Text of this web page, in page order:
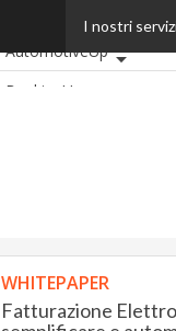
I nostri
Ultimi articoli
AutomotiveUp
BankingUp
WHITEPAPER
Fatturazione